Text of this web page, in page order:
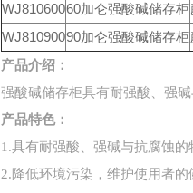
WJ81060060加仑强酸碱储存柜
WJ81090090加仑强酸碱储存柜
产品介绍：
强酸碱储存柜具有耐强酸、强
产品特色：
1.具有耐强酸、强碱与抗腐蚀的
2.降低环境污染，维护使用者的